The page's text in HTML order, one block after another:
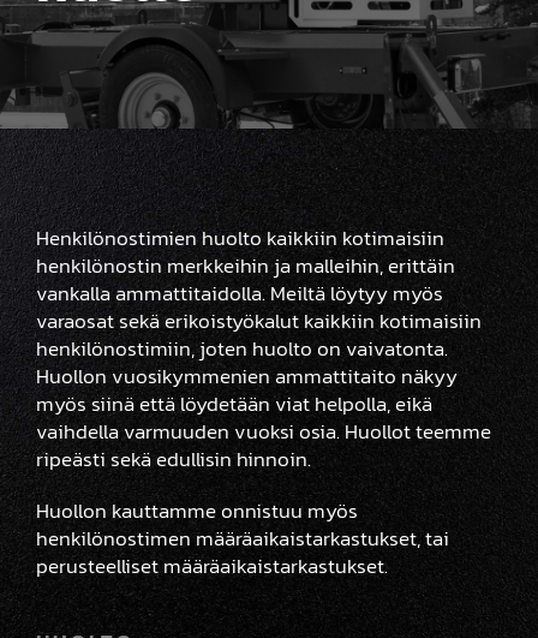
Henkilönostimien huolto kaikkiin kotimaisiin
henkilönostin merkkeihin ja malleihin, erittäin
vankalla ammattitaidolla. Meiltä löytyy myös
varaosat sekä erikoistyökalut kaikkiin kotimaisiin
henkilönostimiin, joten huolto on vaivatonta.
Huollon vuosikymmenien ammattitaito näkyy
myös siinä että löydetään viat helpolla, eikä
vaihdella varmuuden vuoksi osia. Huollot teemme
ripeästi sekä edullisin hinnoin.
Huollon kauttamme onnistuu myös
henkilönostimen määräaikaistarkastukset, tai
perusteelliset määräaikaistarkastukset.